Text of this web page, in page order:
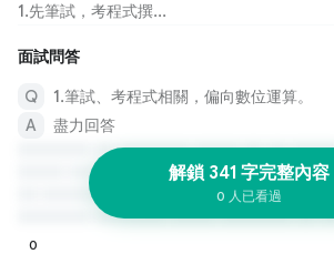
1.先筆試，考程式撰...
面試問答
1.筆試、考程式相關，偏向數位運算。
盡力回答
解鎖 341 字完整內容
0 人已看過
0